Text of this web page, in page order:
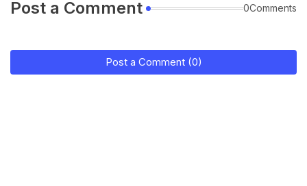
Post a Comment 0Comments
Post a Comment (0)